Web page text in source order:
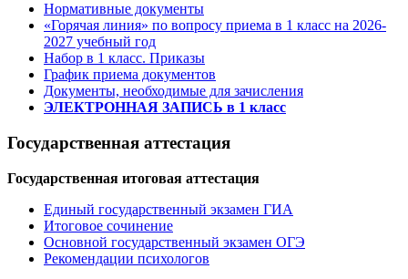
Нормативные документы
«Горячая линия» по вопросу приема в 1 класс на 2026-
2027 учебный год
Набор в 1 класс. Приказы
График приема документов
Документы, необходимые для зачисления
ЭЛЕКТРОННАЯ ЗАПИСЬ в 1 класс
Государственная аттестация
Государственная итоговая аттестация
Единый государственный экзамен ГИА
Итоговое сочинение
Основной государственный экзамен ОГЭ
Рекомендации психологов